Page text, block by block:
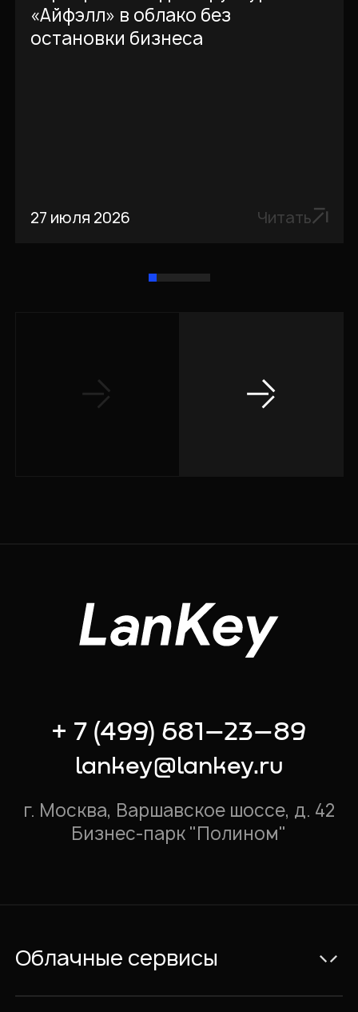
«Айфэлл» в облако без
остановки бизнеса
27 июля 2026 Читать
г. Москва, Варшавское шоссе, д. 42
Бизнес-парк "Полином"
+ 7 (499) 681–23–89
lankey@lankey.ru
Облачные сервисы